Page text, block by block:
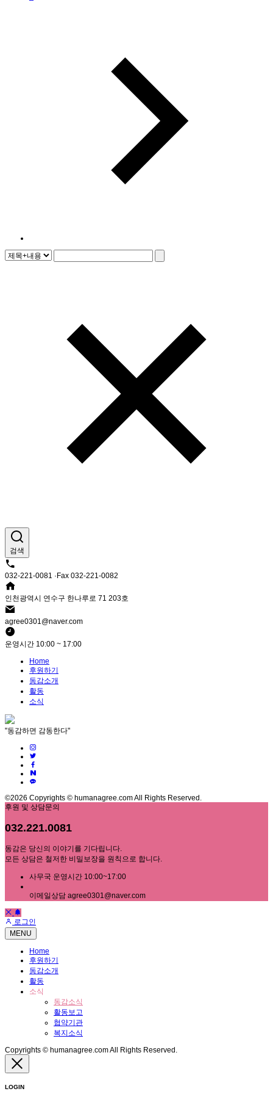
검색
032-221-0081 ·Fax 032-221-0082
인천광역시 연수구 한나루로 71 203호
agree0301@naver.com
운영시간 10:00 ~ 17:00
Home
후원하기
동감소개
활동
소식
"동감하면 감동한다"
©2026 Copyrights © humanagree.com All Rights Reserved.
후원 및 상담문의
032.221.0081
동감은 당신의 이야기를 기다립니다.
모든 상담은 철저한 비밀보장을 원칙으로 합니다.
사무국 운영시간 10:00~17:00
이메일상담 agree0301@naver.com
로그인
MENU
Home
후원하기
동감소개
활동
소식
동감소식
활동보고
협약기관
복지소식
Copyrights © humanagree.com All Rights Reserved.
LOGIN